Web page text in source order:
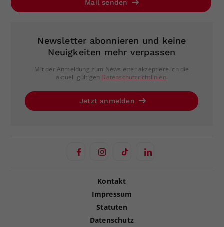
Mail senden
Newsletter abonnieren und keine
Neuigkeiten mehr verpassen
Mit der Anmeldung zum Newsletter akzeptiere ich die
aktuell gültigen Datenschutzrichtlinien.
Jetzt anmelden
Kontakt
Impressum
Statuten
Datenschutz